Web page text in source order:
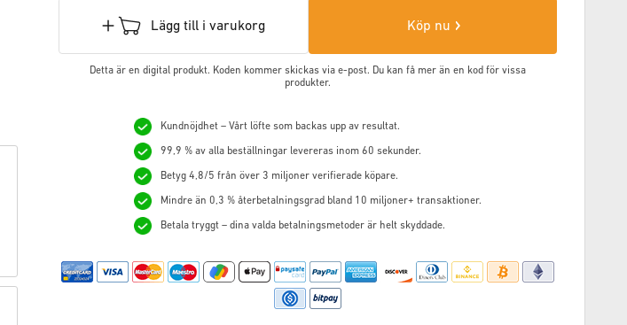
Lägg till i varukorg Köp nu
Detta är en digital produkt. Koden kommer skickas via e-post. Du kan få mer än en kod för vissa
produkter.
Kundnöjdhet – Vårt löfte som backas upp av resultat.
99,9 % av alla beställningar levereras inom 60 sekunder.
Betyg 4,8/5 från över 3 miljoner verifierade köpare.
Mindre än 0,3 % återbetalningsgrad bland 10 miljoner+ transaktioner.
Betala tryggt – dina valda betalningsmetoder är helt skyddade.